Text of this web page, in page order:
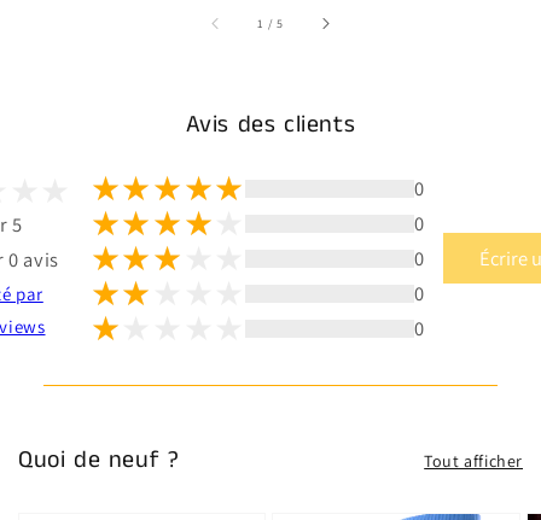
1 /sur
5
Avis des clients
5
0 avis
par
0
0
0
0
0
Écrire
Quoi de neuf ? Tout afficher